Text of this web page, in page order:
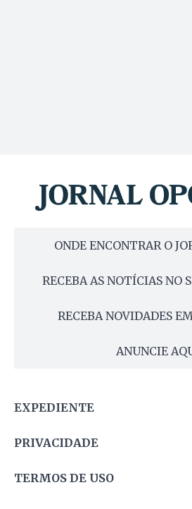
ONDE ENCONTRAR O
RECEBA AS NOTÍCIAS NO
RECEBA NOVIDADES
ANUNCIE
EXPEDIENTE
PRIVACIDADE
TERMOS DE USO